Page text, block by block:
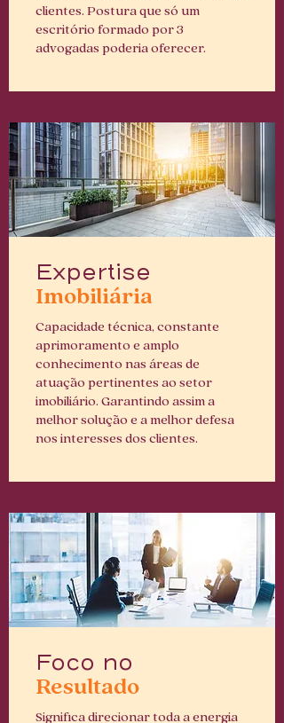
clientes. Postura que só um
escritório formado por 3
advogadas poderia oferecer.
Expertise
Imobiliária
Capacidade técnica, constante
aprimoramento e amplo
conhecimento nas áreas de
atuação pertinentes ao setor
imobiliário. Garantindo assim a
melhor solução e a melhor defesa
nos interesses dos clientes.
Foco no
Resultado
Significa direcionar toda a energia